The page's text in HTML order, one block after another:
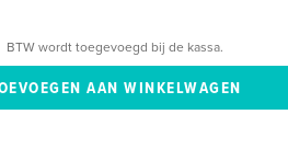
BTW wordt toegevoegd bij de kassa.